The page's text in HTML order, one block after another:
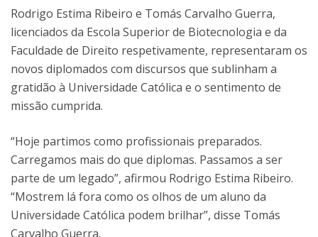
Rodrigo Estima Ribeiro e Tomás Carvalho Guerra,
licenciados da Escola Superior de Biotecnologia e da
Faculdade de Direito respetivamente, representaram os
novos diplomados com discursos que sublinham a
gratidão à Universidade Católica e o sentimento de
missão cumprida.
“Hoje partimos como profissionais preparados.
Carregamos mais do que diplomas. Passamos a ser
parte de um legado”, afirmou Rodrigo Estima Ribeiro.
“Mostrem lá fora como os olhos de um aluno da
Universidade Católica podem brilhar”, disse Tomás
Carvalho Guerra.